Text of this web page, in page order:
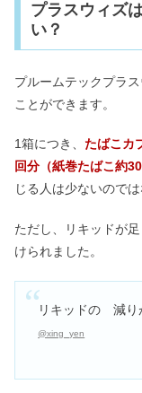
プラスウィズ
い？
プルームテックプラ
ことができます。
1箱につき、 たばこカ
回分（紙巻たばこ約30
じる人は少ないのでは
ただし、リキッドが
けられました。
リキッドの 減
@xing_yen